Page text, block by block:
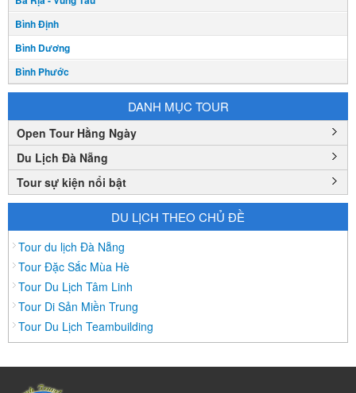
Bình Định
Bình Dương
Bình Phước
Bình Thuận
Bắc Cạn
Bắc Giang
Bắc Ninh
Bạc Liêu
Cao Bằng
Daknông
Đồng Nai
Đồng Tháp
Điện Biên
DANH MỤC TOUR
Open Tour Hằng Ngày
Du Lịch Đà Nẵng
Tour sự kiện nổi bật
DU LỊCH THEO CHỦ ĐỀ
Tour du lịch Đà Nẵng
Tour Đặc Sắc Mùa Hè
Tour Du Lịch Tâm Linh
Tour Di Sản Miền Trung
Tour Du Lịch Teambuilding